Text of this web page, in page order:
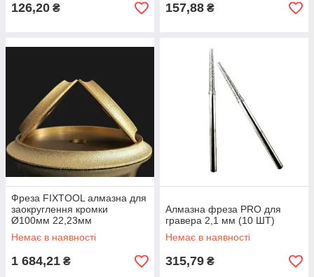
126,20 ₴ 157,88 ₴
Фреза FIXTOOL алмазна для
заокруглення кромки
Ø100мм 22,23мм
Немає в наявності
1 684,21 ₴
Алмазна фреза PRO для
гравера 2,1 мм (10 ШТ)
Немає в наявності
315,79 ₴